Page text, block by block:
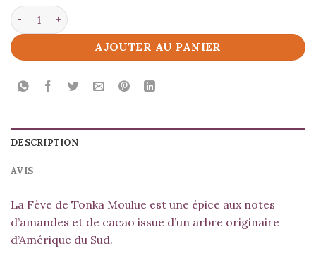
quantité de Fève de Tonka Moulue
AJOUTER AU PANIER
DESCRIPTION
AVIS
La Fève de Tonka Moulue est une épice aux notes
d’amandes et de cacao issue d’un arbre originaire
d’Amérique du Sud.